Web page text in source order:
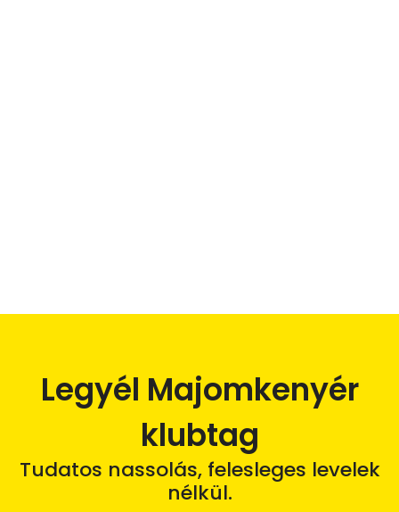
Legyél Majomkenyér
klubtag
Tudatos nassolás, felesleges levelek
nélkül.